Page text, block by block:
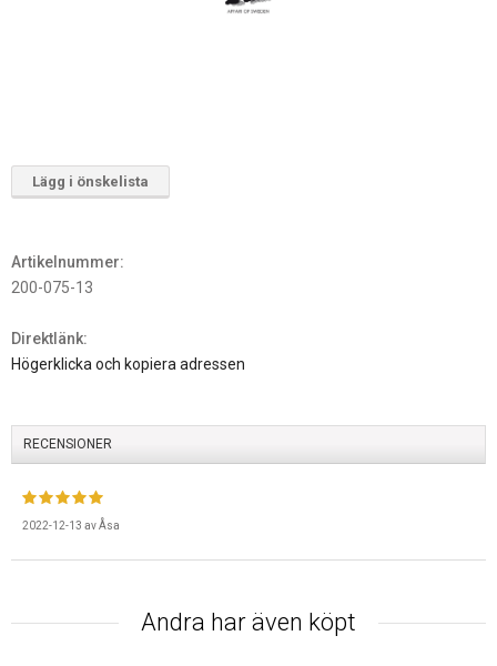
Lägg i önskelista
Artikelnummer:
200-075-13
Direktlänk:
Högerklicka och kopiera adressen
RECENSIONER
2022-12-13 avÅsa
Andra har även köpt